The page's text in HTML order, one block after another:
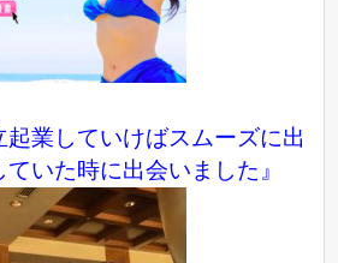
起業していけばスムーズに出
いた時に出会いました』